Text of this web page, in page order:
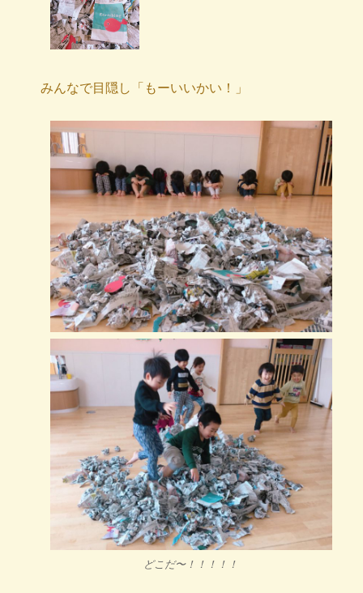
みんなで目隠し「もーいいかい！」
どこだ〜！！！！！